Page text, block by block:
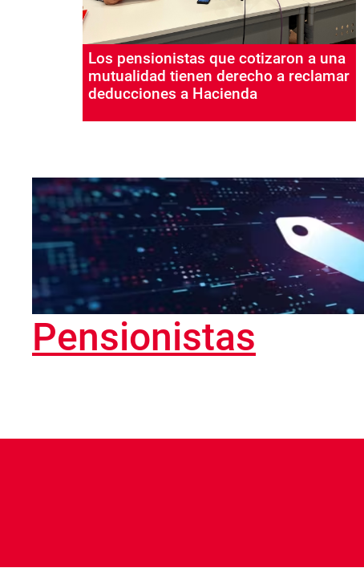
Los pensionistas que cotizaron a una
mutualidad tienen derecho a reclamar
deducciones a Hacienda
Pensionistas